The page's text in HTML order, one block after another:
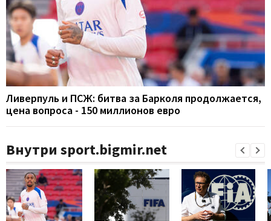
Ливерпуль и ПСЖ: битва за Барколя продолжается,
цена вопроса - 150 миллионов евро
Внутри sport.bigmir.net